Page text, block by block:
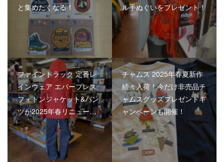
と集めたくなる！
ル手ぬぐいをプレゼント！
ファイントラック 定番レ
インウェア エバーブレス
フォトンジャケット&パン
ツが2025年春リニュー…
チャムス 2025年春夏新作
続々入荷！今だけ非売品チ
ャムスグッズプレゼントキ
ャンペーンも開催！